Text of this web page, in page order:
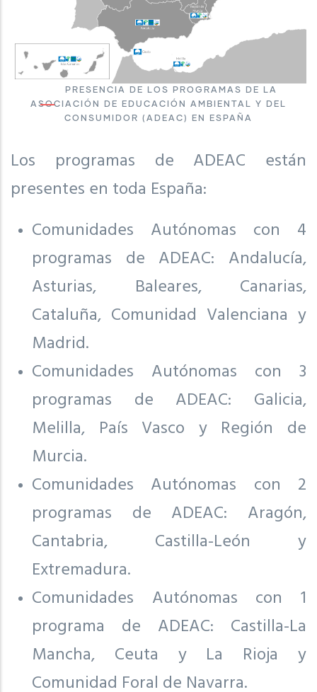
PRESENCIA DE LOS PROGRAMAS DE LA
ASOCIACIÓN DE EDUCACIÓN AMBIENTAL Y DEL
CONSUMIDOR (ADEAC) EN ESPAÑA
Los programas de ADEAC están
presentes en toda España:
Comunidades Autónomas con 4
programas de ADEAC: Andalucía,
Asturias, Baleares, Canarias,
Cataluña, Comunidad Valenciana y
Madrid.
Comunidades Autónomas con 3
programas de ADEAC: Galicia,
Melilla, País Vasco y Región de
Murcia.
Comunidades Autónomas con 2
programas de ADEAC: Aragón,
Cantabria, Castilla-León y
Extremadura.
Comunidades Autónomas con 1
programa de ADEAC: Castilla-La
Mancha, Ceuta y La Rioja y
Comunidad Foral de Navarra.